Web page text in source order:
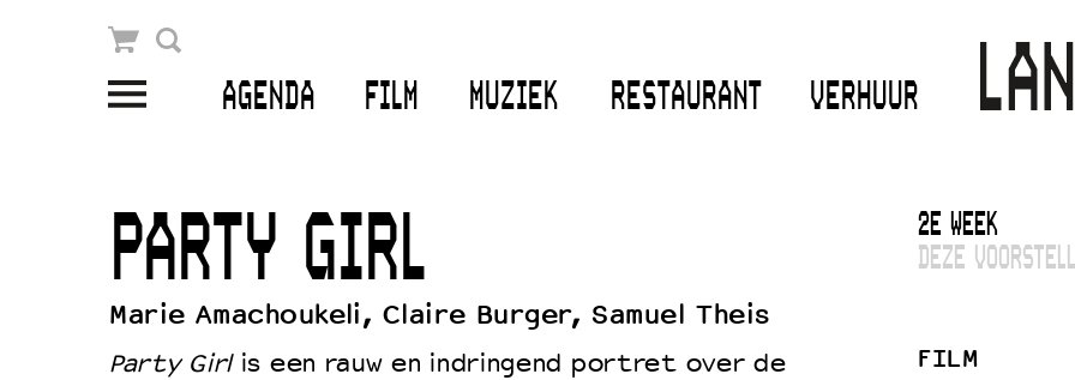
AGENDA FILM MUZIEK RESTAURANT VERHUUR
Winkelmandje
Openingstijden & contact
Bereikbaarheid
Kaartverkoop
PARTY GIRL
Marie Amachoukeli, Claire Burger, Samuel Theis
Party Girlis een rauw en indringend portret over de
2E WEEK
DEZE
FILM